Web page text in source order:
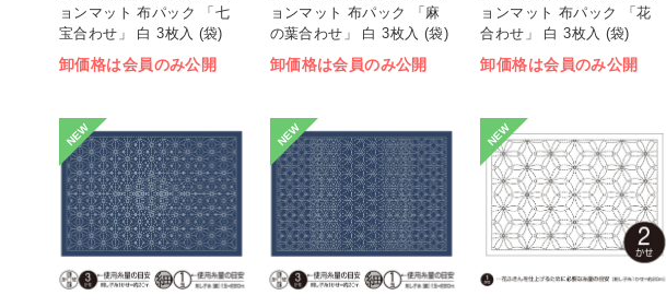
ョンマット 布パック 「七
宝合わせ」 白 3枚入 (袋)
卸価格は会員のみ公開
ョンマット 布パック 「麻
の葉合わせ」 白 3枚入 (袋)
卸価格は会員のみ公開
ョンマット 布パック 「花
合わせ」 白 3枚入 (袋)
卸価格は会員のみ公開
NEW NEW NEW